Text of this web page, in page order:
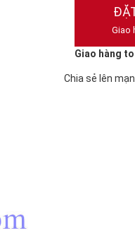
Giao
Giao hàng
Chia sẻ lên